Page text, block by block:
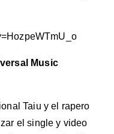
Music
Taiu y el rapero
el single y video